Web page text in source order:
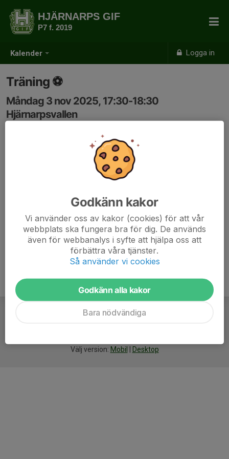
Kalender Logga in
HJÄRNARPS GIF
P7 f. 2019
Träning ⚽️
Måndag 3 nov 2025, 17:30-18:30
Hjärnarpsvallen
Välj version: Mobil Desktop
Godkänn kakor
Vi använder oss av kakor (cookies) för att vår
webbplats ska fungera bra för dig. De används
även för webbanalys i syfte att hjälpa oss att
förbättra våra tjänster.
Så använder vi cookies
Godkänn alla kakor
Bara nödvändiga